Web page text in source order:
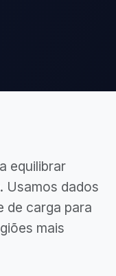
equilibrar
Usamos dados
de carga para
mais